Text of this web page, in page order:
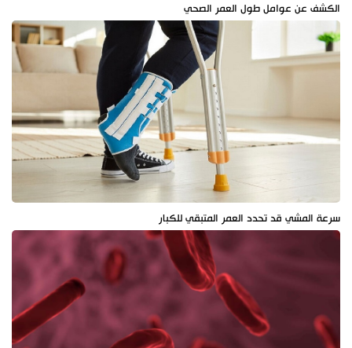
الكشف عن عوامل طول العمر الصحي
سرعة المشي قد تحدد العمر المتبقي للكبار